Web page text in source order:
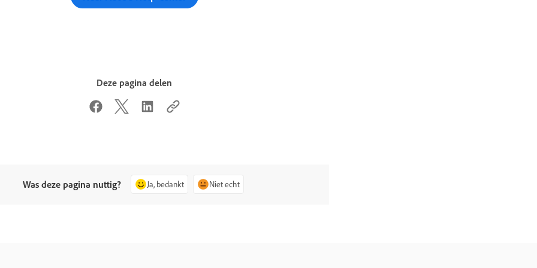
Deze pagina delen
Was deze pagina nuttig? Ja, bedankt Niet echt